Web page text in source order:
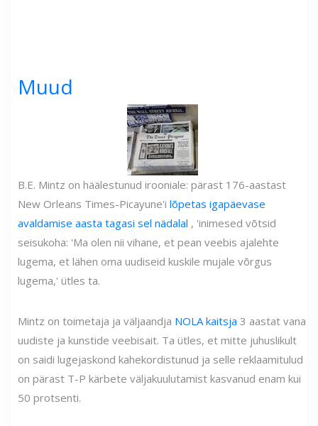
Muud
B.E. Mintz on häälestunud irooniale: pärast 176-aastast
New Orleans Times-Picayune'i lõpetas igapäevase
avaldamise aasta tagasi sel nädalal , 'inimesed võtsid
seisukoha: 'Ma olen nii vihane, et pean veebis ajalehte
lugema, et lähen oma uudiseid kuskile mujale võrgus
lugema,' ütles ta.
Mintz on toimetaja ja väljaandja NOLA kaitsja 3 aastat vana
uudiste ja kunstide veebisait. Ta ütles, et mitte juhuslikult
on saidi lugejaskond kahekordistunud ja selle reklaamitulud
on pärast T-P kärbete väljakuulutamist kasvanud enam kui
50 protsenti.